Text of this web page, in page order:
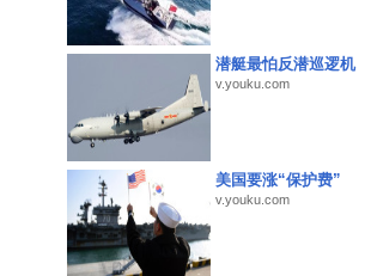
潜艇最怕反潜巡逻机
v.youku.com
美国要涨“保护费”
v.youku.com